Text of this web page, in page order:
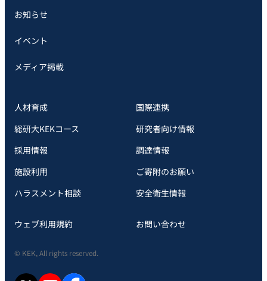
お知らせ
イベント
メディア掲載
人材育成
国際連携
総研大KEKコース
研究者向け情報
採用情報
調達情報
施設利用
ご寄附のお願い
ハラスメント相談
安全衛⽣情報
ウェブ利用規約 お問い合わせ
© KEK, All rights reserved.